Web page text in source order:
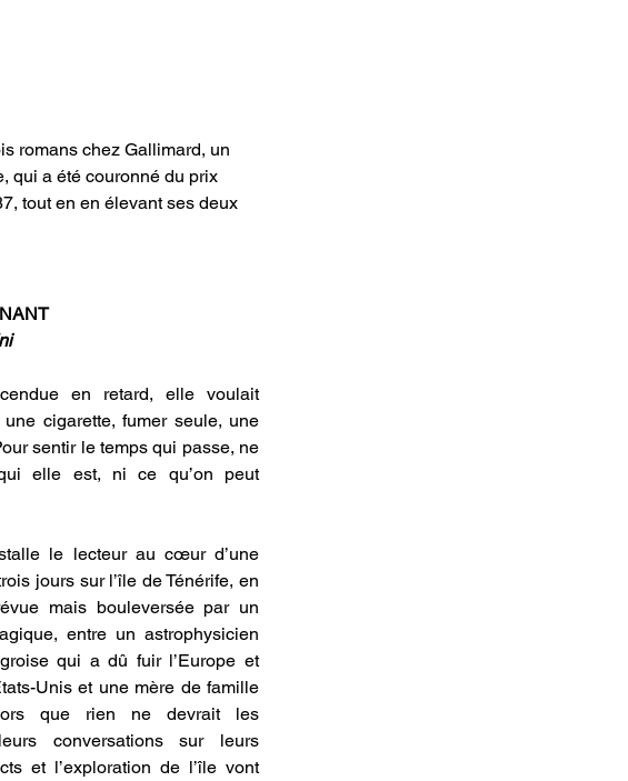
romans chez Gallimard, un
qui a été couronné du prix
tout en en élevant ses deux
en retard, elle voulait
cigarette, fumer seule, une
sentir le temps qui passe, ne
elle est, ni ce qu’on peut
le lecteur au cœur d’une
jours sur l’île de Ténérife, en
mais bouleversée par un
entre un astrophysicien
qui a dû fuir l’Europe et
Unis et une mère de famille
que rien ne devrait les
conversations sur leurs
et l’exploration de l’île vont